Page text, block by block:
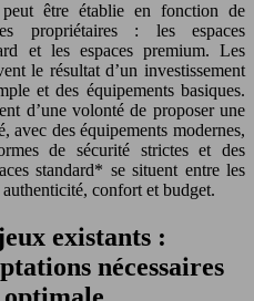
être établie en fonction de
propriétaires : les espaces
et les espaces premium. Les
le résultat d’un investissement
et des équipements basiques.
d’une volonté de proposer une
avec des équipements modernes,
de sécurité strictes et des
standard* se situent entre les
confort et budget.
existants :
nécessaires